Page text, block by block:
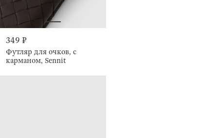
349 ₽
Футляр для очков, с
карманом, Sennit